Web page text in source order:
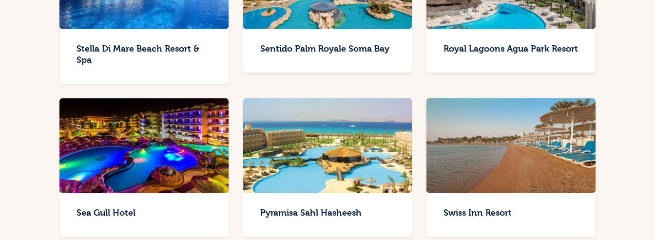
Stella Di Mare Beach Resort &
Spa
Sentido Palm Royale Soma Bay Royal Lagoons Agua Park Resort
Sea Gull Hotel Pyramisa Sahl Hasheesh Swiss Inn Resort